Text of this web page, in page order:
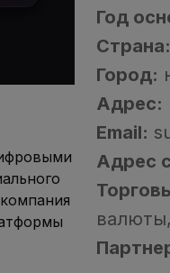
Год
Страна:
Город:
Адрес:
Email:
Адрес